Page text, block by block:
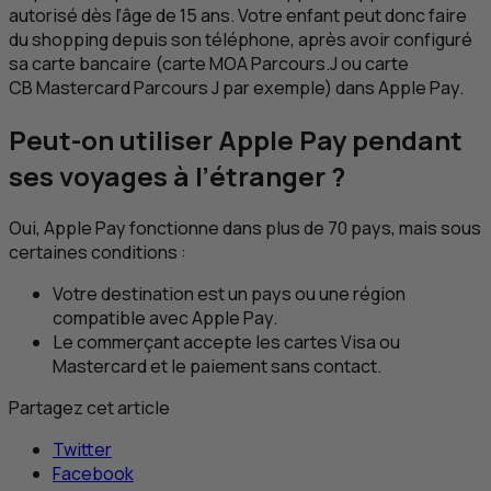
autorisé dès l’âge de 15 ans. Votre enfant peut donc faire
du shopping depuis son téléphone, après avoir configuré
sa carte bancaire (carteMOAParcours.J ou carte
CBMastercard Parcours J par exemple) dans Apple Pay.
Peut-on utiliser Apple Pay pendant
ses voyages à l’étranger ?
Oui, Apple Pay fonctionne dans plus de 70 pays, mais sous
certaines conditions :
Votre destination est un pays ou une région
compatible avec Apple Pay.
Le commerçant accepte les cartes Visa ou
Mastercard et le paiement sans contact.
Partagez cet article
Twitter
Facebook